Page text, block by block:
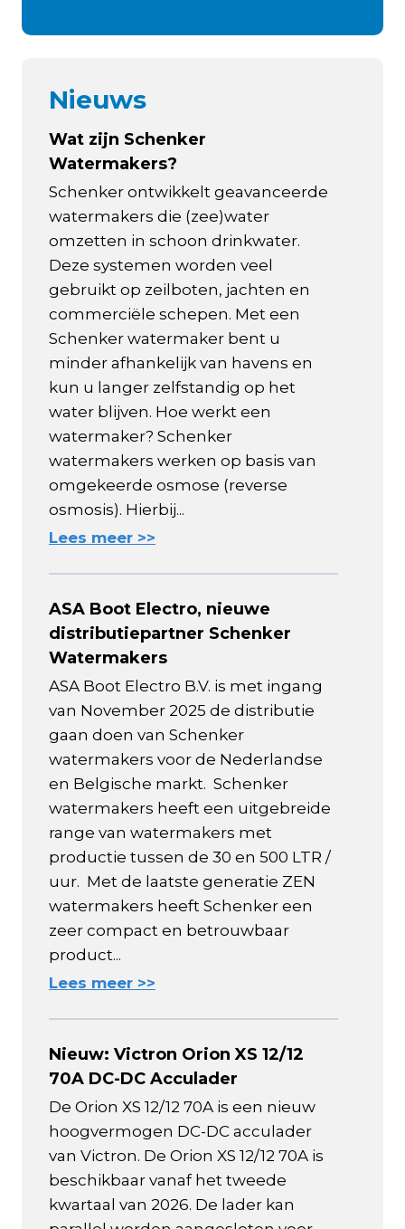
Nieuws
Wat zijn Schenker
Watermakers?
Schenker ontwikkelt geavanceerde
watermakers die (zee)water
omzetten in schoon drinkwater.
Deze systemen worden veel
gebruikt op zeilboten, jachten en
commerciële schepen. Met een
Schenker watermaker bent u
minder afhankelijk van havens en
kun u langer zelfstandig op het
water blijven. Hoe werkt een
watermaker? Schenker
watermakers werken op basis van
omgekeerde osmose (reverse
osmosis). Hierbij...
Lees meer >>
ASA Boot Electro, nieuwe
distributiepartner Schenker
Watermakers
ASA Boot Electro B.V. is met ingang
van November 2025 de distributie
gaan doen van Schenker
watermakers voor de Nederlandse
en Belgische markt. Schenker
watermakers heeft een uitgebreide
range van watermakers met
productie tussen de 30 en 500 LTR /
uur. Met de laatste generatie ZEN
watermakers heeft Schenker een
zeer compact en betrouwbaar
product...
Lees meer >>
Nieuw: Victron Orion XS 12/12
70A DC-DC Acculader
De Orion XS 12/12 70A is een nieuw
hoogvermogen DC-DC acculader
van Victron. De Orion XS 12/12 70A is
beschikbaar vanaf het tweede
kwartaal van 2026. De lader kan